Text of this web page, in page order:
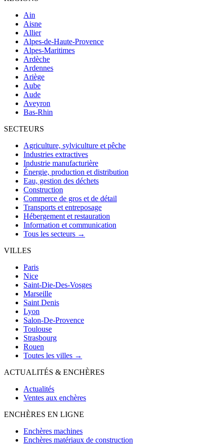
Ain
Aisne
Allier
Alpes-de-Haute-Provence
Alpes-Maritimes
Ardèche
Ardennes
Ariège
Aube
Aude
Aveyron
Bas-Rhin
SECTEURS
Agriculture, sylviculture et pêche
Industries extractives
Industrie manufacturière
Énergie, production et distribution
Eau, gestion des déchets
Construction
Commerce de gros et de détail
Transports et entreposage
Hébergement et restauration
Information et communication
Tous les secteurs →
VILLES
Paris
Nice
Saint-Die-Des-Vosges
Marseille
Saint Denis
Lyon
Salon-De-Provence
Toulouse
Strasbourg
Rouen
Toutes les villes →
ACTUALITÉS & ENCHÈRES
Actualités
Ventes aux enchères
ENCHÈRES EN LIGNE
Enchères machines
Enchères matériaux de construction